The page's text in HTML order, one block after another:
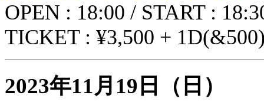
OPEN : 18:00 / START :
TICKET : ¥3,500 +
2023年11月19日（日）